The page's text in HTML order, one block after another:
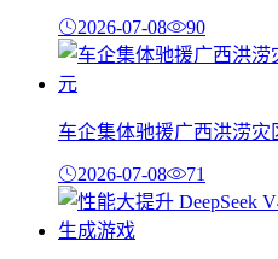
2026-07-08 90
车企集体驰援广西洪涝灾
2026-07-08 71